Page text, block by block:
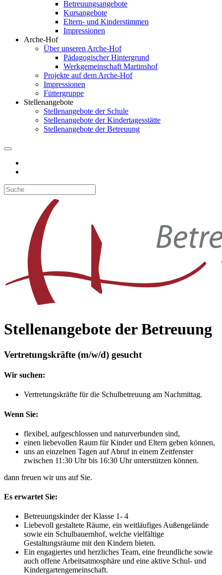
Betreuungsangebote
Kursangebote
Eltern- und Kinderstimmen
Impressionen
Arche-Hof
Über unseren Arche-Hof
Pädagogischer Hintergrund
Werkgemeinschaft Martinshof
Projekte auf dem Arche-Hof
Impressionen
Füttergruppe
Stellenangebote
Stellenangebote der Schule
Stellenangebote der Kindertagesstätte
Stellenangebote der Betreuung
Stellenangebote der Betreuung
Vertretungskräfte (m/w/d) gesucht
Wir suchen:
Vertretungskräfte für die Schulbetreuung am Nachmittag.
Wenn Sie:
flexibel, aufgeschlossen und naturverbunden sind,
einen liebevollen Raum für Kinder und Eltern geben können,
uns an einzelnen Tagen auf Abruf in einem Zeitfenster
zwischen 11:30 Uhr bis 16:30 Uhr unterstützen können.
dann freuen wir uns auf Sie.
Es erwartet Sie:
Betreuungskinder der Klasse 1- 4
Liebevoll gestaltete Räume, ein weitläufiges Außengelände
sowie ein Schulbauernhof, welche vielfältige
Gestaltungsräume mit den Kindern bieten.
Ein engagiertes und herzliches Team, eine freundliche sowie
auch offene Arbeitsatmosphäre und eine aktive Schul- und
Kindergartengemeinschaft.